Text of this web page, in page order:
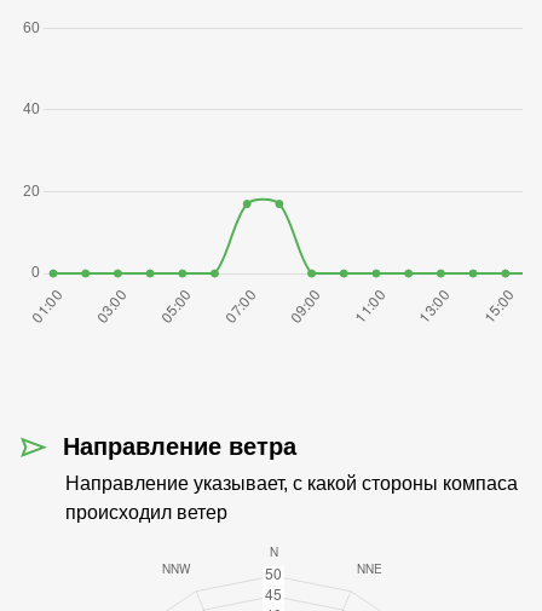
Направление ветра
Направление указывает, с какой стороны компаса
происходил ветер